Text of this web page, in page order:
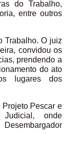
do Trabalho,
entre outros
Trabalho. O juiz
convidou os
prendendo a
do ato
lugares dos
Pescar e
onde